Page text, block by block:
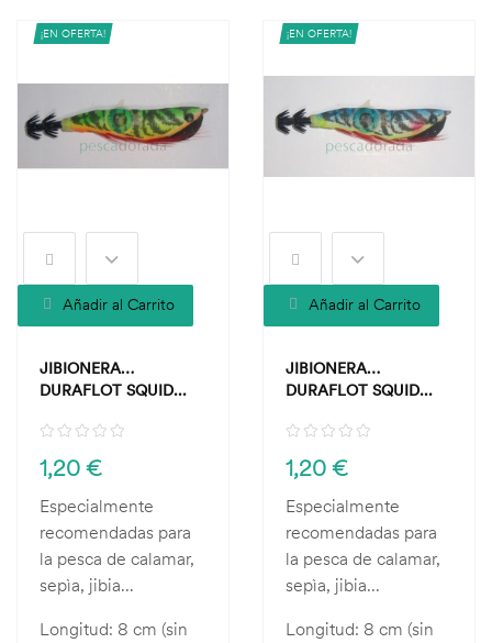
¡EN OFERTA!
Añadir al Carrito
JIBIONERA
DURAFLOT SQUID...
1,20 €
Especialmente
recomendadas para
la pesca de calamar,
sepìa, jibia...
Longitud: 8 cm (sin
¡EN OFERTA!
Añadir al Carrito
JIBIONERA
DURAFLOT SQUID...
1,20 €
Especialmente
recomendadas para
la pesca de calamar,
sepìa, jibia...
Longitud: 8 cm (sin